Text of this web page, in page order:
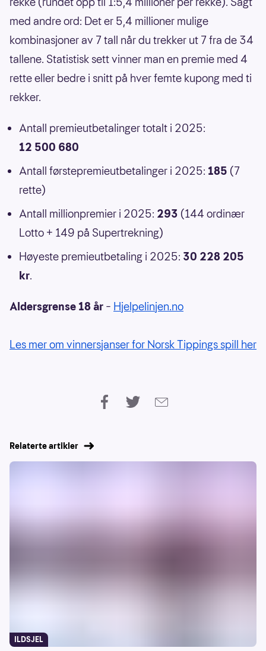
med andre ord: Det er 5,4 millioner mulige
kombinasjoner av 7 tall når du trekker ut 7 fra de 34
tallene. Statistisk sett vinner man en premie med 4
rette eller bedre i snitt på hver femte kupong med ti
rekker.
Antall premieutbetalinger totalt i 2025:
12 500 680
Antall førstepremieutbetalinger i 2025: 185 (7
rette)
Antall millionpremier i 2025: 293 (144 ordinær
Lotto + 149 på Supertrekning)
Høyeste premieutbetaling i 2025: 30 228 205
kr.
Aldersgrense 18 år – Hjelpelinjen.no
Les mer om vinnersjanser for Norsk Tippings spill her
Relaterte artikler
ILDSJEL